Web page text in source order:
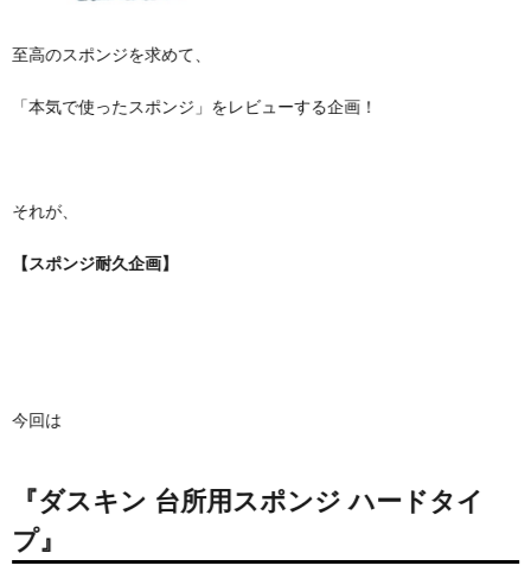
至高のスポンジを求めて、
「本気で使ったスポンジ」をレビューする企画！
それが、
【スポンジ耐久企画】
今回は
『ダスキン 台所用スポンジ ハードタイ
プ』